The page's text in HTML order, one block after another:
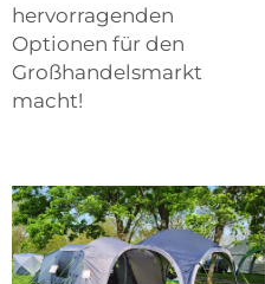
hervorragenden
Optionen für den
Großhandelsmarkt
macht!